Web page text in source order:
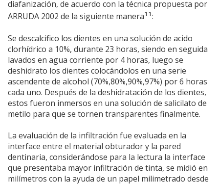
diafanización, de acuerdo con la técnica propuesta por
ARRUDA 2002 de la siguiente manera11:
Se descalcifico los dientes en una solución de acido
clorhídrico a 10%, durante 23 horas, siendo en seguida
lavados en agua corriente por 4 horas, luego se
deshidrato los dientes colocándolos en una serie
ascendente de alcohol (70%,80%,90%,97%) por 6 horas
cada uno. Después de la deshidratación de los dientes,
estos fueron inmersos en una solución de salicilato de
metilo para que se tornen transparentes finalmente.
La evaluación de la infiltración fue evaluada en la
interface entre el material obturador y la pared
dentinaria, considerándose para la lectura la interface
que presentaba mayor infiltración de tinta, se midió en
milímetros con la ayuda de un papel milimetrado desde